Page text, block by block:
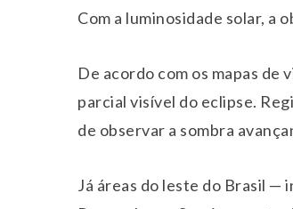
Com a luminosidade solar, a
De acordo com os mapas de
parcial visível do eclipse.
de observar a sombra
Já áreas do leste do Brasil —